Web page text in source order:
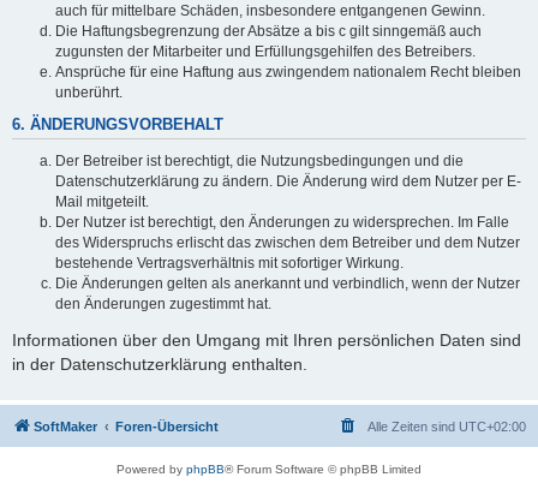
auch für mittelbare Schäden, insbesondere entgangenen Gewinn.
Die Haftungsbegrenzung der Absätze a bis c gilt sinngemäß auch
zugunsten der Mitarbeiter und Erfüllungsgehilfen des Betreibers.
Ansprüche für eine Haftung aus zwingendem nationalem Recht bleiben
unberührt.
6. ÄNDERUNGSVORBEHALT
Der Betreiber ist berechtigt, die Nutzungsbedingungen und die
Datenschutzerklärung zu ändern. Die Änderung wird dem Nutzer per E-
Mail mitgeteilt.
Der Nutzer ist berechtigt, den Änderungen zu widersprechen. Im Falle
des Widerspruchs erlischt das zwischen dem Betreiber und dem Nutzer
bestehende Vertragsverhältnis mit sofortiger Wirkung.
Die Änderungen gelten als anerkannt und verbindlich, wenn der Nutzer
den Änderungen zugestimmt hat.
Informationen über den Umgang mit Ihren persönlichen Daten sind
in der Datenschutzerklärung enthalten.
SoftMaker Foren-Übersicht Alle Zeiten sind UTC+02:00
Powered by phpBB® Forum Software © phpBB Limited